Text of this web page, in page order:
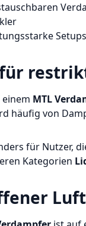
Setups
MTL
häufig von
für Nutzer,
Kategorien